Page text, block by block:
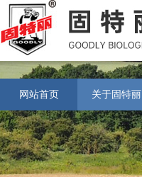
网站首页 关于固特丽